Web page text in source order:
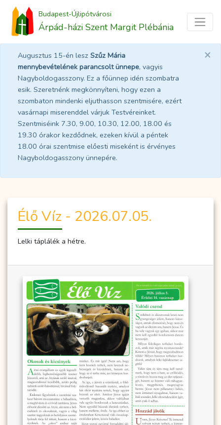
Budapest-Újlipótvárosi
Árpád-házi Szent Margit Plébánia
Augusztus 15-én lesz Szűz Mária
mennybevételének parancsolt ünnepe, vagyis
Nagyboldogasszony. Ez a főünnep idén szombatra
esik. Szeretnénk megkönnyíteni, hogy ezen a
szombaton mindenki eljuthasson szentmisére, ezért
vasárnapi miserenddel várjuk Testvéreinket.
Szentmiséink 7.30, 9.00, 10.30, 12.00, 18.00 és
19.30 órakor kezdődnek, ezeken kívül a péntek
18.00 órai szentmise előesti miseként is érvényes
Nagyboldogasszony ünnepére.
×
Élő Víz - 2026.07.05.
Lelki táplálék a hétre.